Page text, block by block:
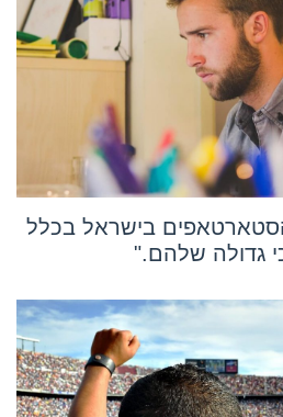
בישראל בכלל
גדולה שלהם."